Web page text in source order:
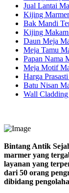
Jual Lantai
Kijing Marmer
Bak Mandi
Kijing
Daun Meja
Meja Tamu
Papan Nama
Meja Motif
Harga
Batu Nisan
Wall
Bintang Antik
marmer yang
layanan yang
dari 50 orang
dibidang